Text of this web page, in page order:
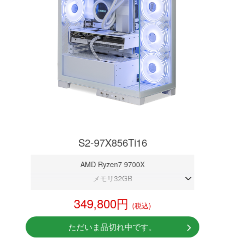
S2-97X856Ti16
AMD Ryzen7 9700X
メモリ32GB
NVMeSSD 1TB
無線LAN Bluetooth対応
Windows11 Home 64bit
349,800円 (税込)
ただいま品切れ中です。